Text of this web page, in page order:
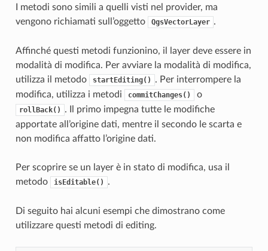
I metodi sono simili a quelli visti nel provider, ma
vengono richiamati sull’oggetto
QgsVectorLayer .
Affinché questi metodi funzionino, il layer deve essere in
modalità di modifica. Per avviare la modalità di modifica,
utilizza il metodo
startEditing()
. Per interrompere la
modifica, utilizza i metodi
commitChanges() o
rollBack()
. Il primo impegna tutte le modifiche
apportate all’origine dati, mentre il secondo le scarta e
non modifica affatto l’origine dati.
Per scoprire se un layer è in stato di modifica, usa il
metodo
isEditable() .
Di seguito hai alcuni esempi che dimostrano come
utilizzare questi metodi di editing.